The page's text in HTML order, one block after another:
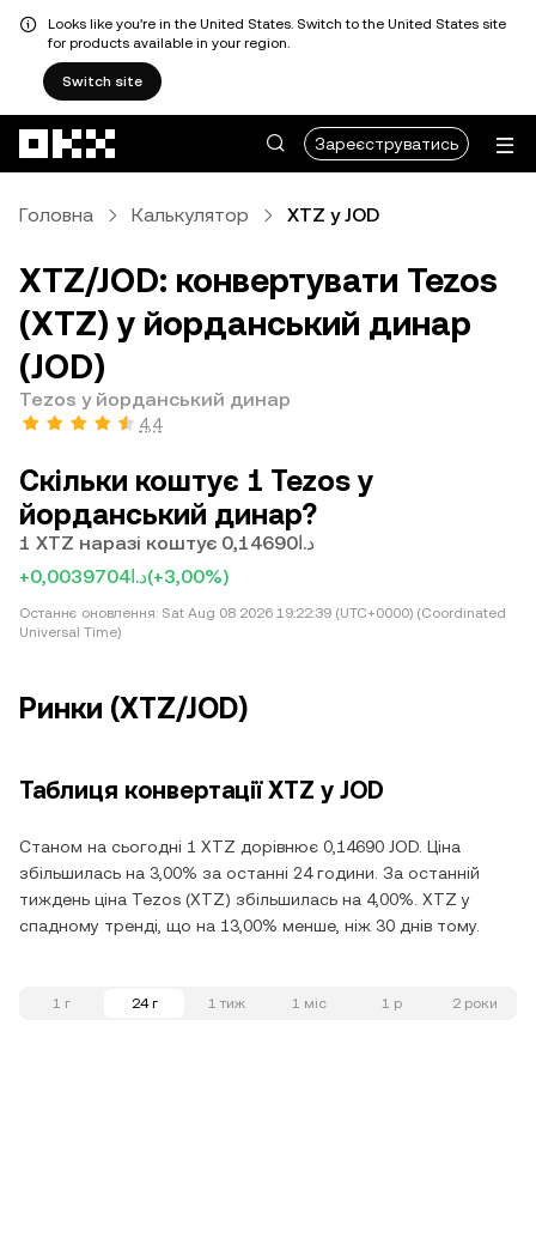
Looks like you're in the United States. Switch to the United States site
for products available in your region.
Switch site
Зареєструватись
Головна Калькулятор XTZ у JOD
XTZ/JOD: конвертувати Tezos
(XTZ) у йорданський динар
(JOD)
Tezos у йорданський динар
4,4
Скільки коштує 1 Tezos у
йорданський динар?
1 XTZ наразі коштує د.ا0,14690
+د.ا0,0039704(+3,00%)
Останнє оновлення: Sat Aug 08 2026 19:22:39 (UTC+0000) (Coordinated
Universal Time)
Ринки (XTZ/JOD)
Таблиця конвертації XTZ у JOD
Станом на сьогодні 1 XTZ дорівнює 0,14690 JOD. Ціна
збільшилась на 3,00% за останні 24 години. За останній
тиждень ціна Tezos (XTZ) збільшилась на 4,00%. XTZ у
спадному тренді, що на 13,00% менше, ніж 30 днів тому.
1 г 24 г 1 тиж 1 міс 1 р 2 роки